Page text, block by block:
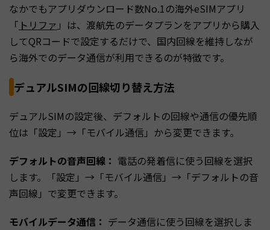
なかでもアプリダウンロード数No.1の海外eSIMアプリ
「 トリファ 」は、渡航先のデータプランをアプリから購入
してQRコードで設定するだけで、国内回線を維持しなが
ら海外でのデータ通信が利用できるのが特徴です。
デュアルSIMの回線切り替え方法
デュアルSIMの設定後、デフォルトの回線や通信の優先順
位は「設定」→「モバイル通信」から変更できます。
デフォルトの音声回線： 電話の発着信に使う回線を選択
します。「設定」→「モバイル通信」→「デフォルトの音
声回線」で変更できます。
モバイルデータ通信： データ通信に使う回線を選択しま